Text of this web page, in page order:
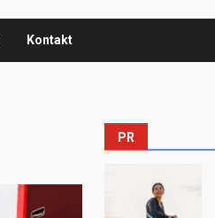
Kontakt
PR